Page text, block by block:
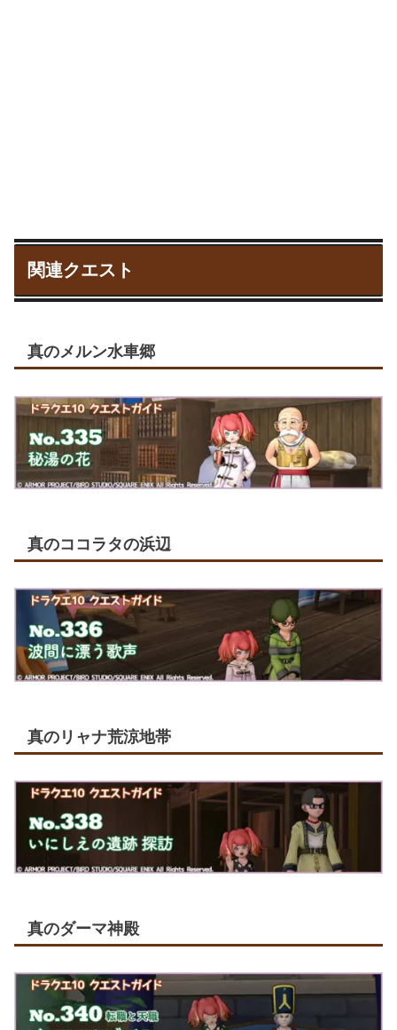
関連クエスト
真のメルン水車郷
真のココラタの浜辺
真のリャナ荒涼地帯
真のダーマ神殿